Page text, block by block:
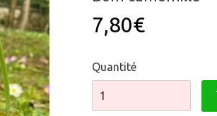
7,80€
Quantité